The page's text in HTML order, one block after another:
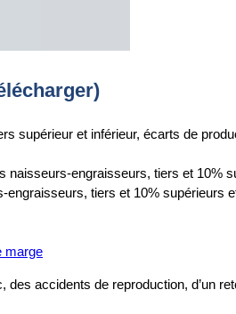
supérieur et inférieur, écarts de
naisseurs-engraisseurs, tiers et 10%
tiers et 10%
marge
des accidents de reproduction, d’un